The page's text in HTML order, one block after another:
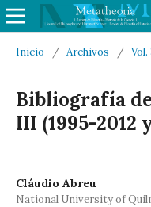
Inicio / Archivos / Vol.
Bibliografía
III (1995-2012
Cláudio Abreu
National University of